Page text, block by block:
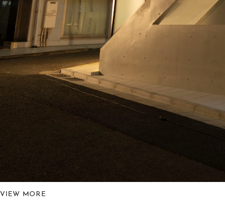
VIEW MORE